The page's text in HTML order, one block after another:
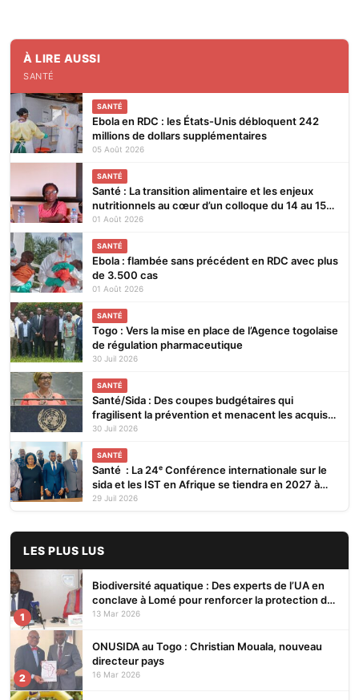
À LIRE AUSSI
SANTÉ
SANTÉ
Ebola en RDC : les États-Unis débloquent 242
millions de dollars supplémentaires
05 Août 2026
SANTÉ
Santé : La transition alimentaire et les enjeux
nutritionnels au cœur d’un colloque du 14 au 15
août 2026 à Lomé
01 Août 2026
SANTÉ
Ebola : flambée sans précédent en RDC avec plus
de 3.500 cas
01 Août 2026
SANTÉ
Togo : Vers la mise en place de l’Agence togolaise
de régulation pharmaceutique
30 Juil 2026
SANTÉ
Santé/Sida : Des coupes budgétaires qui
fragilisent la prévention et menacent les acquis
(ONUSIDA)
30 Juil 2026
SANTÉ
Santé : La 24ᵉ Conférence internationale sur le
sida et les IST en Afrique se tiendra en 2027 à
Cotonou
29 Juil 2026
LES PLUS LUS
1
Biodiversité aquatique : Des experts de l’UA en
conclave à Lomé pour renforcer la protection des
écosystèmes
13 Mar 2026
2
ONUSIDA au Togo : Christian Mouala, nouveau
directeur pays
16 Mar 2026